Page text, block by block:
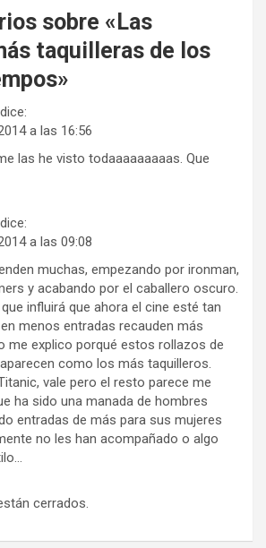
sobre « Las
taquilleras de los
»
dice:
a las 16:56
las he visto todaaaaaaaaas. Que
dice:
a las 09:08
muchas, empezando por ironman,
y acabando por el caballero oscuro.
influirá que ahora el cine esté tan
menos entradas recauden más
me explico porqué estos rollazos de
como los más taquilleros.
vale pero el resto parece me
ha sido una manada de hombres
entradas de más para sus mujeres
no les han acompañado o algo
cerrados.